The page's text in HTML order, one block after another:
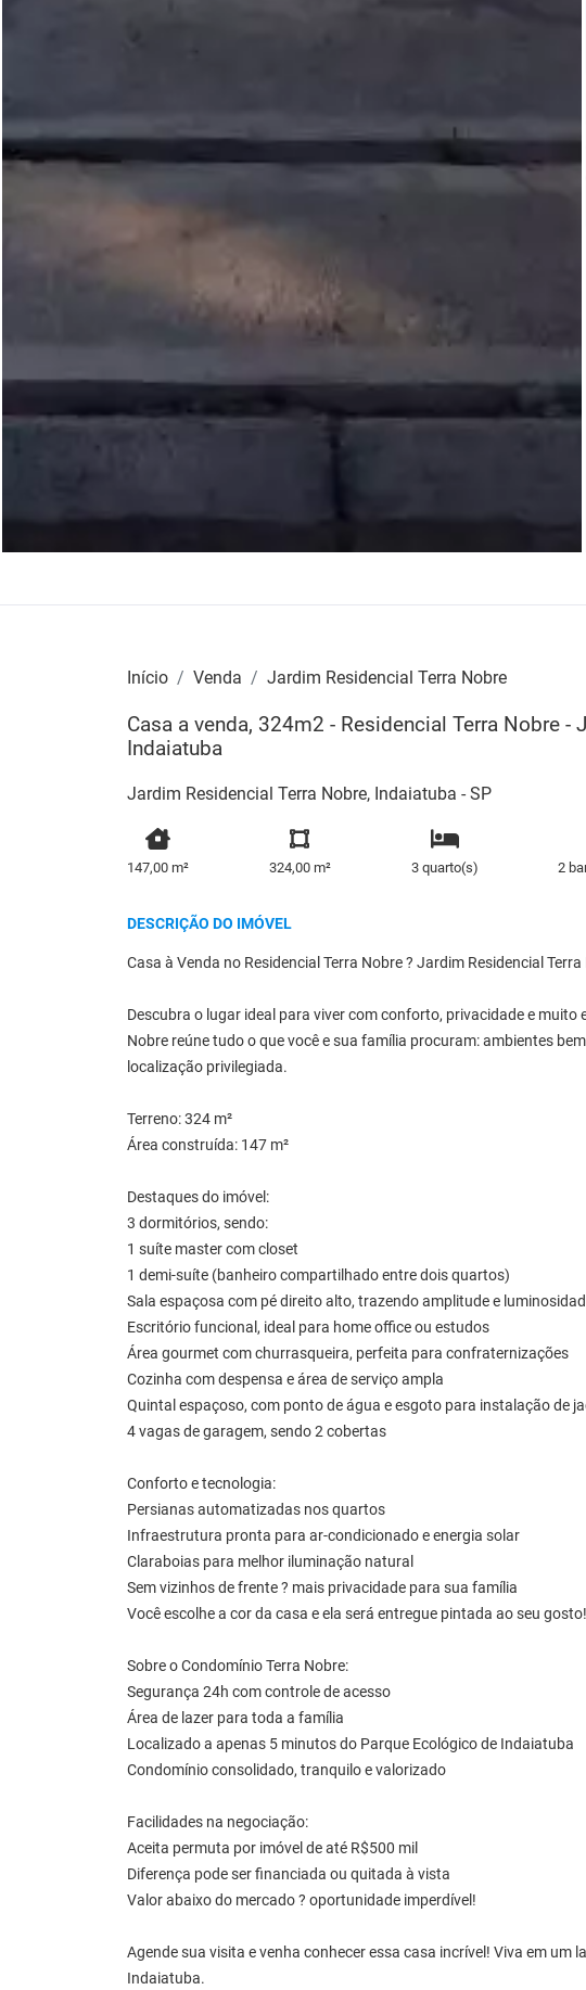
Início Venda Jardim Residencial Terra Nobre
Casa a venda, 324m2 - Residencial Terra Nobre -
Indaiatuba
Jardim Residencial Terra Nobre, Indaiatuba - SP
147,00 m² 324,00 m² 3 quarto(s) 2
DESCRIÇÃO DO IMÓVEL
Casa à Venda no Residencial Terra Nobre ? Jardim Residencial
Descubra o lugar ideal para viver com conforto, privacidade e muito
Nobre reúne tudo o que você e sua família procuram: ambientes
localização privilegiada.
Terreno: 324 m²
Área construída: 147 m²
Destaques do imóvel:
3 dormitórios, sendo:
1 suíte master com closet
1 demi-suíte (banheiro compartilhado entre dois quartos)
Sala espaçosa com pé direito alto, trazendo amplitude e
Escritório funcional, ideal para home office ou estudos
Área gourmet com churrasqueira, perfeita para confraternizações
Cozinha com despensa e área de serviço ampla
Quintal espaçoso, com ponto de água e esgoto para instalação de
4 vagas de garagem, sendo 2 cobertas
Conforto e tecnologia:
Persianas automatizadas nos quartos
Infraestrutura pronta para ar-condicionado e energia solar
Claraboias para melhor iluminação natural
Sem vizinhos de frente ? mais privacidade para sua família
Você escolhe a cor da casa e ela será entregue pintada ao seu gosto!
Sobre o Condomínio Terra Nobre:
Segurança 24h com controle de acesso
Área de lazer para toda a família
Localizado a apenas 5 minutos do Parque Ecológico de Indaiatuba
Condomínio consolidado, tranquilo e valorizado
Facilidades na negociação:
Aceita permuta por imóvel de até R$500 mil
Diferença pode ser financiada ou quitada à vista
Valor abaixo do mercado ? oportunidade imperdível!
Agende sua visita e venha conhecer essa casa incrível! Viva em um
Indaiatuba.